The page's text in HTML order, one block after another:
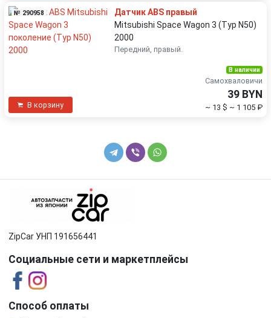
№ 290958
Датчик ABS правый
Mitsubishi Space Wagon 3 (Typ N50)
2000
Передний, правый.
В корзину
В наличии
Самохваловичи
39 BYN
~ 13 $ ~ 1 105 ₽
ZipCar УНП 191656441
Социальные сети и маркетплейсы
Способ оплаты